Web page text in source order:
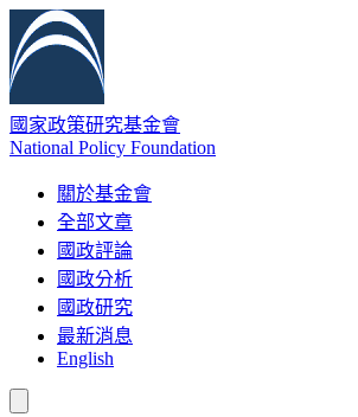
國家政策研究基金會
National Policy Foundation
關於基金會
全部文章
國政評論
國政分析
國政研究
最新消息
English